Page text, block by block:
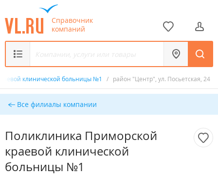
Справочник
компаний
клинической больницы №1 / район "Центр", ул. Посьетская, 24
Все филиалы компании
Поликлиника Приморской
краевой клинической
больницы №1